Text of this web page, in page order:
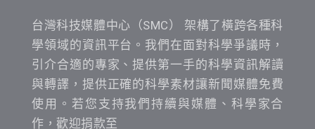
台灣科技媒體中心（SMC） 架構了橫跨各種科
學領域的資訊平台。我們在面對科學爭議時，
引介合適的專家、提供第一手的科學資訊解讀
與轉譯，提供正確的科學素材讓新聞媒體免費
使用。若您支持我們持續與媒體、科學家合
作，歡迎捐款至